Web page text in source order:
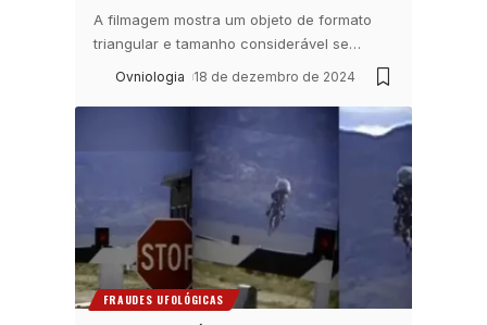
A filmagem mostra um objeto de formato
triangular e tamanho considerável se…
Ovniologia 18 de dezembro de 2024
FRAUDES UFOLÓGICAS